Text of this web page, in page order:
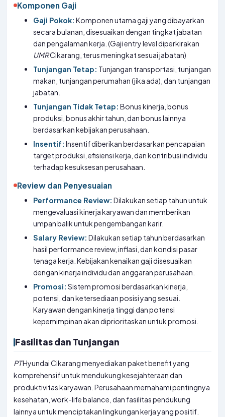
Komponen Gaji
Gaji Pokok: Komponen utama gaji yang dibayarkan
secara bulanan, disesuaikan dengan tingkat jabatan
dan pengalaman kerja. (Gaji entry level diperkirakan
UMRCikarang, terus meningkat sesuai jabatan)
Tunjangan Tetap: Tunjangan transportasi, tunjangan
makan, tunjangan perumahan (jika ada), dan tunjangan
jabatan.
Tunjangan Tidak Tetap: Bonus kinerja, bonus
produksi, bonus akhir tahun, dan bonus lainnya
berdasarkan kebijakan perusahaan.
Insentif: Insentif diberikan berdasarkan pencapaian
target produksi, efisiensi kerja, dan kontribusi individu
terhadap kesuksesan perusahaan.
Review dan Penyesuaian
Performance Review: Dilakukan setiap tahun untuk
mengevaluasi kinerja karyawan dan memberikan
umpan balik untuk pengembangan karir.
Salary Review: Dilakukan setiap tahun berdasarkan
hasil performance review, inflasi, dan kondisi pasar
tenaga kerja. Kebijakan kenaikan gaji disesuaikan
dengan kinerja individu dan anggaran perusahaan.
Promosi: Sistem promosi berdasarkan kinerja,
potensi, dan ketersediaan posisi yang sesuai.
Karyawan dengan kinerja tinggi dan potensi
kepemimpinan akan diprioritaskan untuk promosi.
Fasilitas dan Tunjangan
PTHyundai Cikarang menyediakan paket benefit yang
komprehensif untuk mendukung kesejahteraan dan
produktivitas karyawan. Perusahaan memahami pentingnya
kesehatan, work-life balance, dan fasilitas pendukung
lainnya untuk menciptakan lingkungan kerja yang positif.